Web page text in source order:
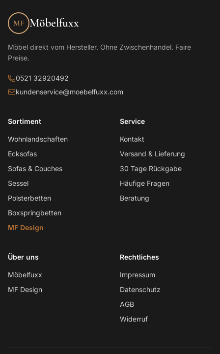
MF Möbelfuxx
Möbel direkt vom Hersteller. Ohne Zwischenhandel. Faire
Preise.
0521 32920492
kundenservice@moebelfuxx.com
Sortiment
Wohnlandschaften
Ecksofas
Sofas & Couches
Sessel
Polsterbetten
Boxspringbetten
MF Design
Service
Kontakt
Versand & Lieferung
30 Tage Rückgabe
Häufige Fragen
Beratung
Über uns
Möbelfuxx
MF Design
Rechtliches
Impressum
Datenschutz
AGB
Widerruf